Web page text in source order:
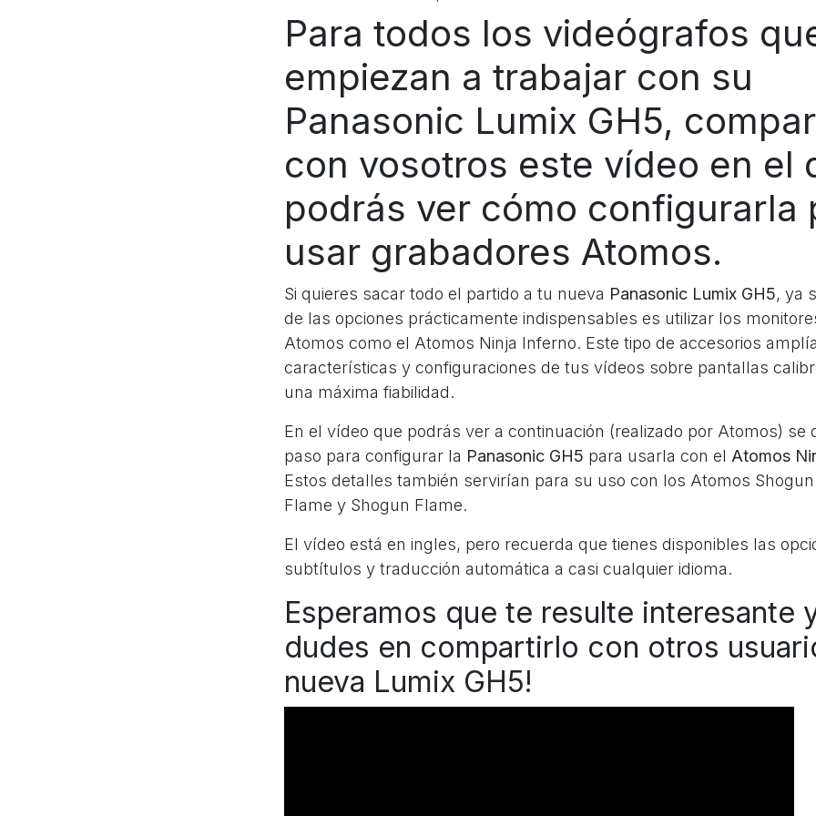
Para todos los videógrafos
empiezan a trabajar con su
Panasonic Lumix GH5,
con vosotros este vídeo en el
podrás ver cómo configurarla
usar grabadores Atomos.
Si quieres sacar todo el partido a tu nueva Panasonic Lumix GH5, ya
de las opciones prácticamente indispensables es utilizar los
Atomos como el Atomos Ninja Inferno. Este tipo de accesorios
características y configuraciones de tus vídeos sobre pantallas
una máxima fiabilidad.
En el vídeo que podrás ver a continuación (realizado por Atomos) se
paso para configurar la Panasonic GH5 para usarla con el Atomos
Estos detalles también servirían para su uso con los Atomos
Flame y Shogun Flame.
El vídeo está en ingles, pero recuerda que tienes disponibles las
subtítulos y traducción automática a casi cualquier idioma.
Esperamos que te resulte interesante
dudes en compartirlo con otros
nueva Lumix GH5!